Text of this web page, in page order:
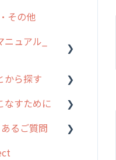
別】cyzen設定
その他
ュアル_
い始め
から探す
なすために
ステータス関連
るご質問
ついて